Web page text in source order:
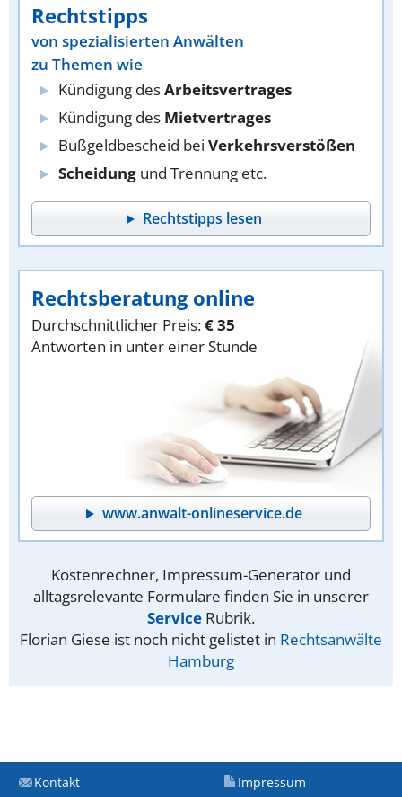
Rechtstipps
von spezialisierten Anwälten
zu Themen wie
Kündigung desArbeitsvertrages
Kündigung des Mietvertrages
Bußgeldbescheid bei Verkehrsverstößen
Scheidung und Trennung etc.
Rechtstipps lesen
Rechtsberatung online
Durchschnittlicher Preis:€ 35
Antworten in unter einer Stunde
www.anwalt-onlineservice.de
Kostenrechner, Impressum-Generator und
alltagsrelevante Formulare finden Sie in unserer
Service Rubrik.
Florian Giese ist noch nicht gelistet in Rechtsanwälte
Hamburg
Kontakt Impressum